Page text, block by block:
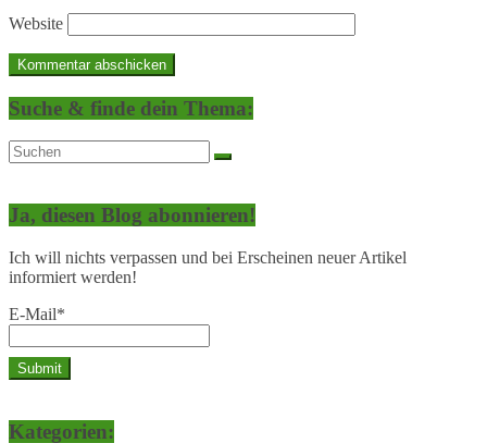
Website
Suche & finde dein Thema:
Ja, diesen Blog abonnieren!
Ich will nichts verpassen und bei Erscheinen neuer Artikel
informiert werden!
E-Mail*
Kategorien: